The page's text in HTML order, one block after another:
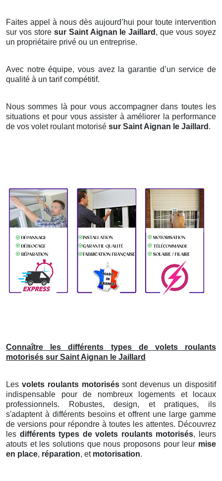
Faites appel à nous dès aujourd’hui pour toute intervention
sur vos store sur Saint Aignan le Jaillard , que vous soyez
un propriétaire privé ou un entreprise.
Avec notre équipe, vous avez la garantie d’un service de
qualité à un tarif compétitif.
Nous sommes là pour vous accompagner dans toutes les
situations et pour vous assister à améliorer la performance
de vos volet roulant motorisé sur Saint Aignan le Jaillard .
Connaître les différents types de volets roulants
motorisés sur Saint Aignan le Jaillard
Les volets roulants motoriséssont devenus un dispositif
indispensable pour de nombreux logements et locaux
professionnels. Robustes, design, et pratiques, ils
s'adaptent à différents besoins et offrent une large gamme
de versions pour répondre à toutes les attentes. Découvrez
les différents types de volets roulants motorisés, leurs
atouts et les solutions que nous proposons pour leur mise
en place, réparation, et motorisation.